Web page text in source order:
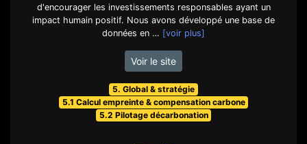
d'encourager les investissements responsables ayant un
impact humain positif. Nous avons développé une base de
données en … [voir plus]
Voir le site
5. Global & stratégie
5.1 Calcul empreinte & compensation carbone
5.2 Pilotage décarbonation